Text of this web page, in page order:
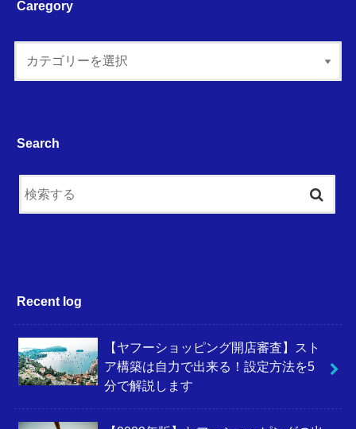
Caregory
Search
Recent log
【ヤフーショッピング開店審査】スト
ア構築は自力で出来る！設定方法を5
分で解説します